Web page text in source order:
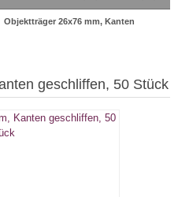
Objektträger 26x76 mm, Kanten
geschliffen, 50 Stück